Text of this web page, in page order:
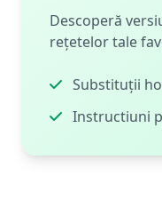
Descoperă
rețetelor tale
Substituții
Instructiuni